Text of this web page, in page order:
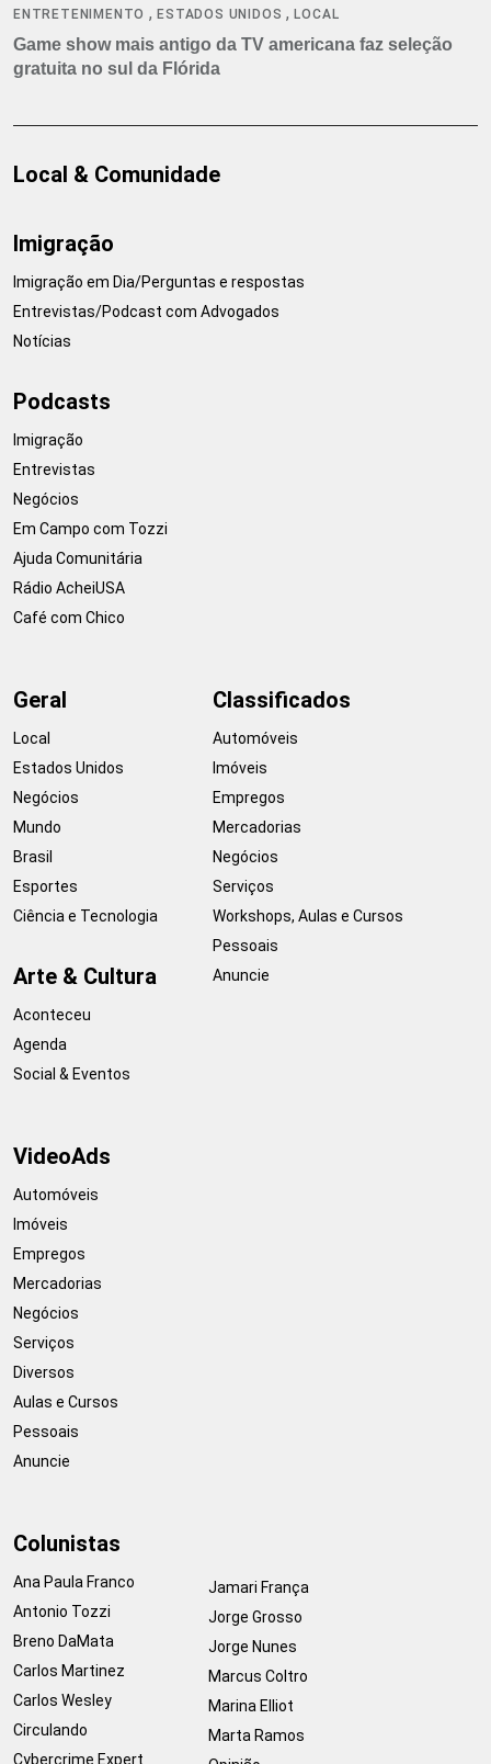
ENTRETENIMENTO ,ESTADOS UNIDOS ,LOCAL
Game show mais antigo da TV americana faz seleção
gratuita no sul da Flórida
Local & Comunidade
Imigração
Imigração em Dia/Perguntas e respostas
Entrevistas/Podcast com Advogados
Notícias
Podcasts
Imigração
Entrevistas
Negócios
Em Campo com Tozzi
Ajuda Comunitária
Rádio AcheiUSA
Café com Chico
Geral
Local
Estados Unidos
Negócios
Mundo
Brasil
Esportes
Ciência e Tecnologia
Arte & Cultura
Aconteceu
Agenda
Social & Eventos
Classificados
Automóveis
Imóveis
Empregos
Mercadorias
Negócios
Serviços
Workshops, Aulas e Cursos
Pessoais
Anuncie
VideoAds
Automóveis
Imóveis
Empregos
Mercadorias
Negócios
Serviços
Diversos
Aulas e Cursos
Pessoais
Anuncie
Colunistas
Ana Paula Franco
Antonio Tozzi
Breno DaMata
Carlos Martinez
Carlos Wesley
Circulando
Cybercrime Expert
Jamari França
Jorge Grosso
Jorge Nunes
Marcus Coltro
Marina Elliot
Marta Ramos